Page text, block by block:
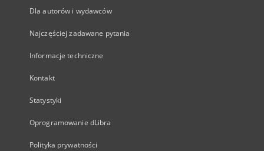
Dla autorów i wydawców
Najczęściej zadawane pytania
Informacje techniczne
Kontakt
Statystyki
Oprogramowanie dLibra
Polityka prywatności